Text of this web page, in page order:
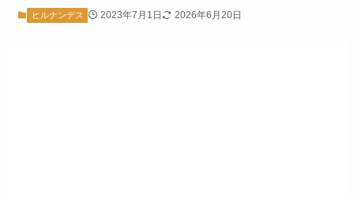
ヒルナンデス 2023年7月1日 2026年6月20日